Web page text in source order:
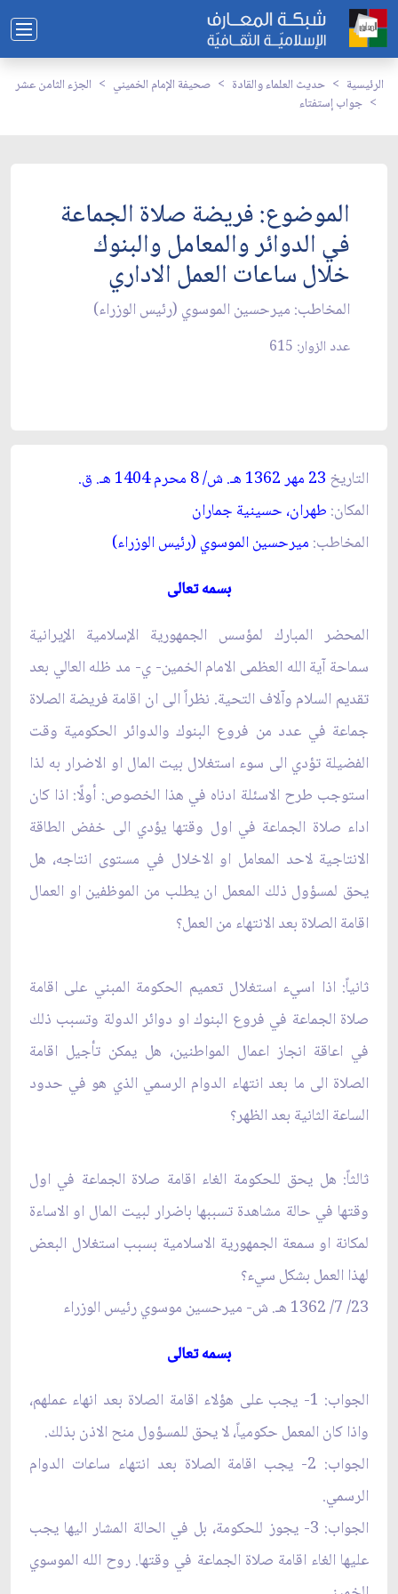
الرئيسية حديث العلماء والقادة صحيفة الإمام الخميني
الجزء الثامن عشر
جواب إستفتاء
الموضوع: فريضة صلاة الجماعة
في الدوائر والمعامل والبنوك
خلال ساعات العمل الاداري‏
المخاطب: ميرحسين الموسوي (رئيس الوزراء)
عدد الزوار: 615
التاريخ 23 مهر 1362 هـ. ش/ 8 محرم 1404 هـ. ق.
المكان: طهران، حسينية جماران‏
المخاطب: ميرحسين الموسوي (رئيس الوزراء)
بسمه تعالى
المحضر المبارك لمؤسس الجمهورية الإسلامية الإيرانية
سماحة آية الله العظمى الامام الخمين- ي- مد ظله العالي بعد
تقديم السلام وآلاف التحية. نظراً الى ان اقامة فريضة الصلاة
جماعة في عدد من فروع البنوك والدوائر الحكومية وقت
الفضيلة تؤدي الى سوء استغلال بيت المال او الاضرار به لذا
استوجب طرح الاسئلة ادناه في هذا الخصوص: أولًا: اذا كان
اداء صلاة الجماعة في اول وقتها يؤدي الى خفض الطاقة
الانتاجية لاحد المعامل او الاخلال في مستوى انتاجه، هل
يحق لمسؤول ذلك المعمل ان يطلب من الموظفين او العمال
اقامة الصلاة بعد الانتهاء من العمل؟
ثانياً: اذا اسي‏ء استغلال تعميم الحكومة المبني على اقامة
صلاة الجماعة في فروع البنوك او دوائر الدولة وتسبب ذلك
في اعاقة انجاز اعمال المواطنين، هل يمكن تأجيل اقامة
الصلاة الى ما بعد انتهاء الدوام الرسمي الذي هو في حدود
الساعة الثانية بعد الظهر؟
ثالثاً: هل يحق للحكومة الغاء اقامة صلاة الجماعة في اول
وقتها في حالة مشاهدة تسببها باضرار لبيت المال او الاساءة
لمكانة او سمعة الجمهورية الاسلامية بسبب استغلال البعض
لهذا العمل بشكل سي‏ء؟
23/ 7/ 1362 هـ. ش- ميرحسين موسوي رئيس الوزراء
بسمه تعالى‏
الجواب‏: 1- يجب على هؤلاء اقامة الصلاة بعد انهاء عملهم،
واذا كان المعمل حكومياً، لا يحق للمسؤول منح الاذن بذلك.
الجواب‏: 2- يجب اقامة الصلاة بعد انتهاء ساعات الدوام
الرسمي.
الجواب‏: 3- يجوز للحكومة، بل في الحالة المشار اليها يجب
عليها الغاء اقامة صلاة الجماعة في وقتها. روح الله الموسوي